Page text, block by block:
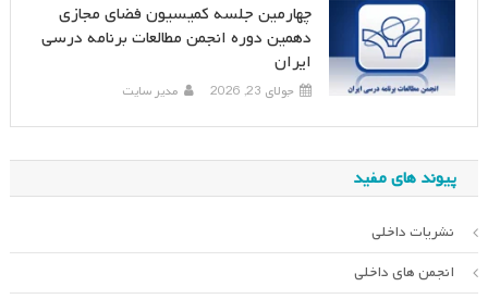
چهارمین جلسه کمیسیون فضای مجازی
دهمین دوره انجمن مطالعات برنامه درسی
ایران
جولای 23, 2026 مدیر سایت
پیوند های مفید
نشریات داخلی
انجمن های داخلی